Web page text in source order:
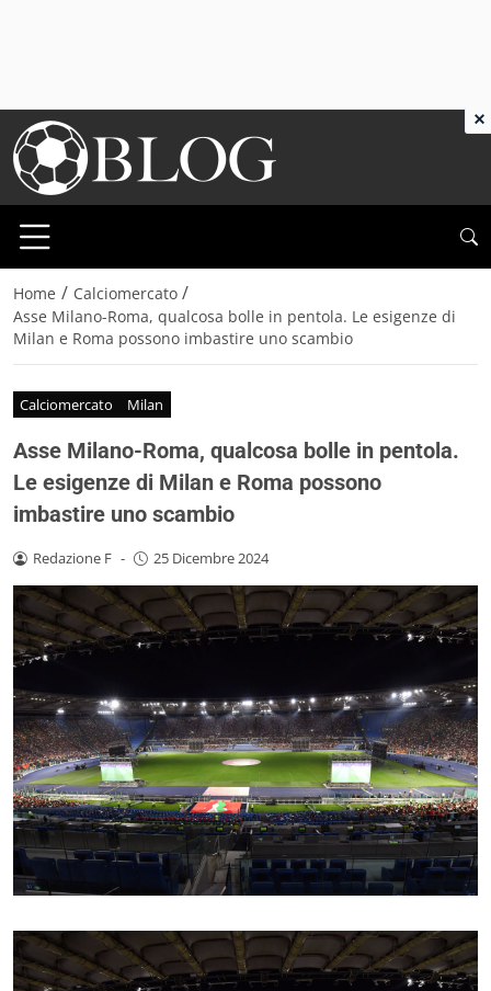
Home / Calciomercato /
Asse Milano-Roma, qualcosa bolle in pentola. Le esigenze di
Milan e Roma possono imbastire uno scambio
Calciomercato Milan
Asse Milano-Roma, qualcosa bolle in pentola.
Le esigenze di Milan e Roma possono
imbastire uno scambio
Redazione F - 25 Dicembre 2024
×